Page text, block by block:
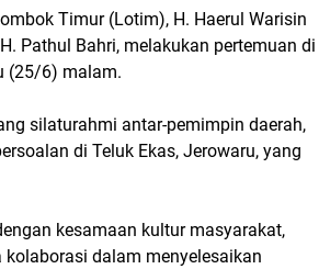
Timur (Lotim), H. Haerul Warisin
Pathul Bahri, melakukan pertemuan di
(25/6) malam.
silaturahmi antar-pemimpin daerah,
di Teluk Ekas, Jerowaru, yang
kesamaan kultur masyarakat,
dalam menyelesaikan